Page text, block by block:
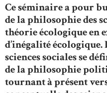
Ce séminaire a pour
de la philosophie des
théorie écologique en
d’inégalité
sciences sociales se
de la philosophie
tournant à présent